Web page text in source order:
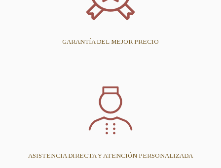
GARANTÍA DEL MEJOR PRECIO
ASISTENCIA DIRECTA Y ATENCIÓN PERSONALIZADA